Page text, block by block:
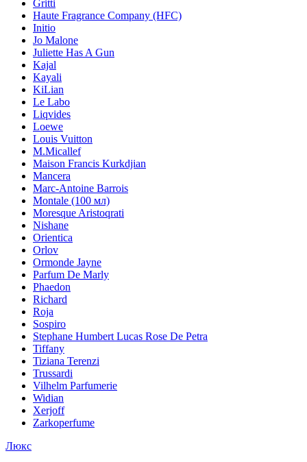
Gritti
Haute Fragrance Company (HFC)
Initio
Jo Malone
Juliette Has A Gun
Kajal
Kayali
KiLian
Le Labo
Liqvides
Loewe
Louis Vuitton
M.Micallef
Maison Francis Kurkdjian
Mancera
Marc-Antoine Barrois
Montale (100 мл)
Moresque Aristoqrati
Nishane
Orientica
Orlov
Ormonde Jayne
Parfum De Marly
Phaedon
Richard
Roja
Sospiro
Stephane Humbert Lucas Rose De Petra
Tiffany
Tiziana Terenzi
Trussardi
Vilhelm Parfumerie
Widian
Xerjoff
Zarkoperfume
Люкс